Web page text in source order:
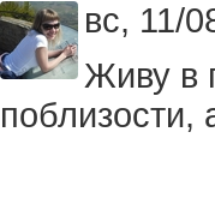
вс, 11/
Живу в
поблизости,